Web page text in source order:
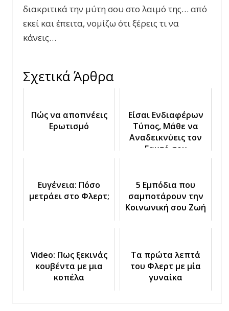
διακριτικά την μύτη σου στο λαιμό της… από
εκεί και έπειτα, νομίζω ότι ξέρεις τι να
κάνεις…
Σχετικά Άρθρα
Πώς να αποπνέεις
Ερωτισμό
Είσαι Ενδιαφέρων
Τύπος, Μάθε να
Αναδεικνύεις τον
Εαυτό σου
Ευγένεια: Πόσο
μετράει στο Φλερτ;
5 Εμπόδια που
σαμποτάρουν την
Κοινωνική σου Ζωή
Video: Πως ξεκινάς
κουβέντα με μια
κοπέλα
Τα πρώτα λεπτά
του Φλερτ με μία
γυναίκα